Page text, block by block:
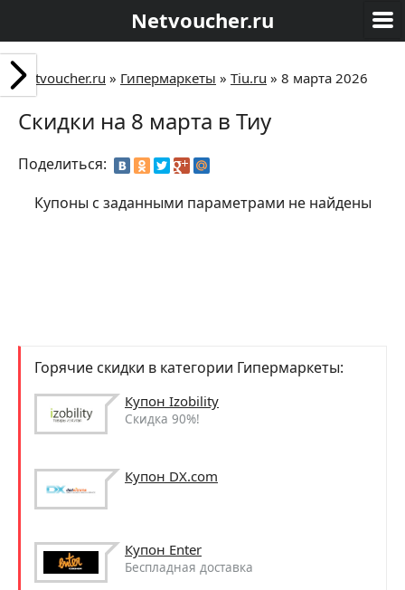
Netvoucher.ru
Netvoucher.ru » Гипермаркеты » Tiu.ru » 8 марта 2026
Скидки на 8 марта в Тиу
Поделиться:
Купоны с заданными параметрами не найдены
Горячие скидки в категории Гипермаркеты:
Купон Izobility
Скидка 90%!
Купон DX.com
Купон Enter
Беспладная доставка